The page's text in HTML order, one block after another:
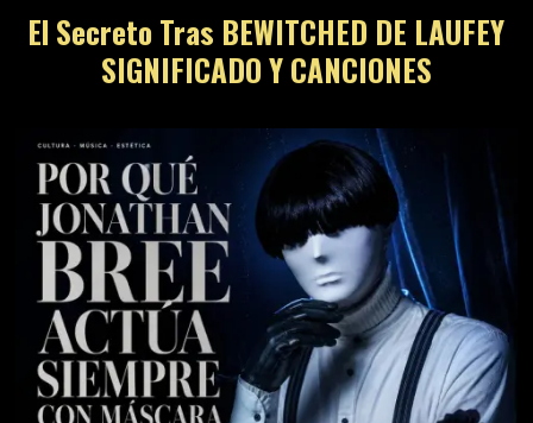
El Secreto Tras BEWITCHED DE LAUFEY
SIGNIFICADO Y CANCIONES